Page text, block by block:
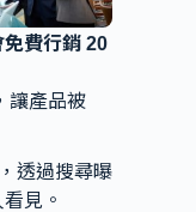
費行銷 20
讓產品被
，透過搜尋曝
見。